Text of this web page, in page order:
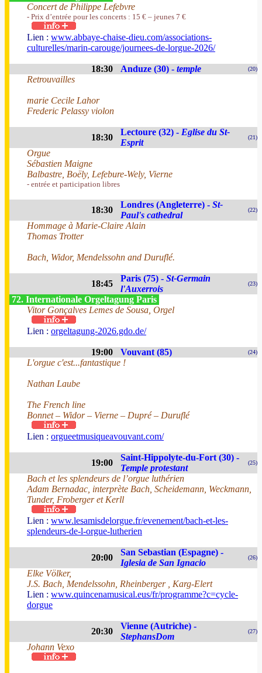
Concert de Philippe Lefebvre
- Prix d’entrée pour les concerts : 15 € – jeunes 7 €
Lien : www.abbaye-chaise-dieu.com/associations-
culturelles/marin-carouge/journees-de-lorgue-2026/
18:30 Anduze (30) - temple (20)
Retrouvailles
marie Cecile Lahor
Frederic Pelassy violon
18:30
Lectoure (32) - Eglise du St-
Esprit
(21)
Orgue
Sébastien Maigne
Balbastre, Boëly, Lefebure-Wely, Vierne
- entrée et participation libres
18:30
Londres (Angleterre) - St-
Paul's cathedral
(22)
Hommage à Marie-Claire Alain
Thomas Trotter
Bach, Widor, Mendelssohn and Duruflé.
18:45
Paris (75) - St-Germain
l'Auxerrois
(23)
72. Internationale Orgeltagung Paris
Vitor Gonçalves Lemes de Sousa, Orgel
Lien : orgeltagung-2026.gdo.de/
19:00 Vouvant (85) (24)
L'orgue c'est...fantastique !
Nathan Laube
The French line
Bonnet – Widor – Vierne – Dupré – Duruflé
Lien : orgueetmusiqueavouvant.com/
19:00
Saint-Hippolyte-du-Fort (30) -
Temple protestant
(25)
Bach et les splendeurs de l’orgue luthérien
Adam Bernadac, interprète Bach, Scheidemann, Weckmann,
Tunder, Froberger et Kerll
Lien : www.lesamisdelorgue.fr/evenement/bach-et-les-
splendeurs-de-l-orgue-lutherien
20:00
San Sebastian (Espagne) -
Iglesia de San Ignacio
(26)
Elke Völker,
J.S. Bach, Mendelssohn, Rheinberger , Karg-Elert
Lien : www.quincenamusical.eus/fr/programme?c=cycle-
dorgue
20:30
Vienne (Autriche) -
StephansDom
(27)
Johann Vexo